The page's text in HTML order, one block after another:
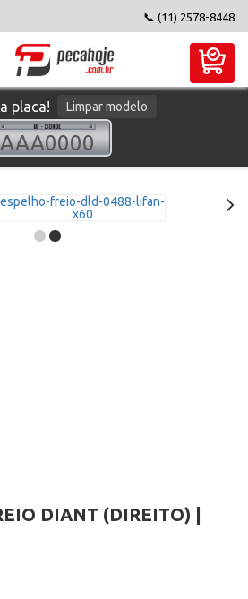
📞 (11) 2578-8448
placa! Limpar modelo
DIANT (DIREITO) |